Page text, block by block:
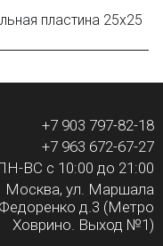
пластина 25x25
+7 903 797-82-18
+7 963 672-67-27
ВС с 10:00 до 21:00
Москва, ул. Маршала
Федоренко д.3 (Метро
Ховрино. Выход №1)